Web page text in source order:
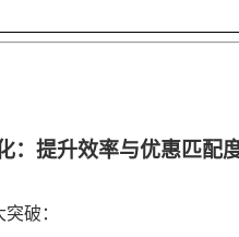
：提升效率与优惠匹配
破：